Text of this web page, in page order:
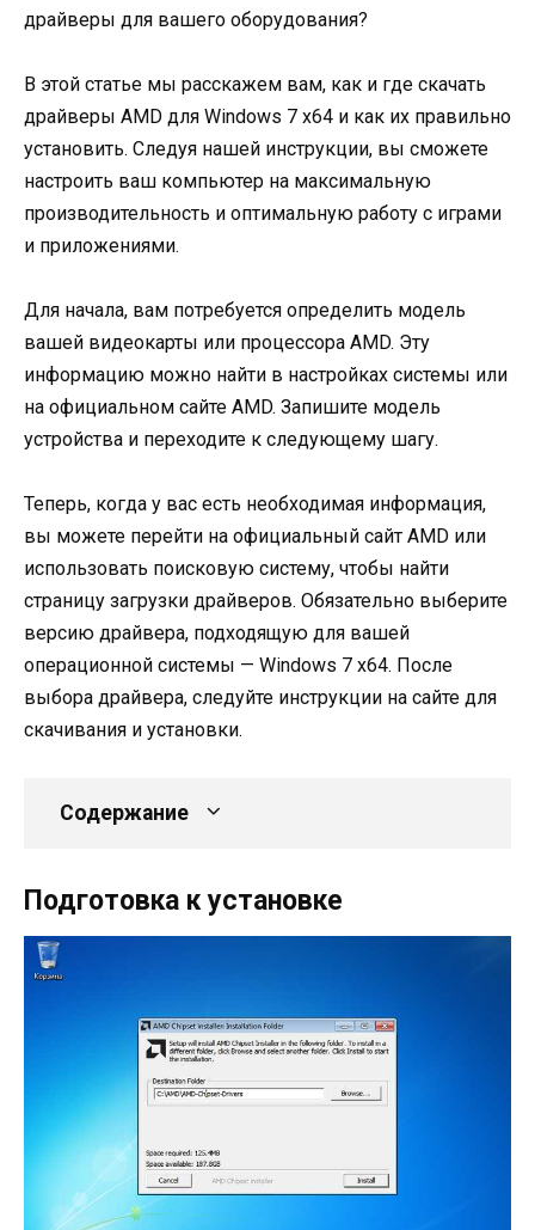
драйверы для вашего оборудования?
В этой статье мы расскажем вам, как и где скачать
драйверы AMD для Windows 7 x64 и как их правильно
установить. Следуя нашей инструкции, вы сможете
настроить ваш компьютер на максимальную
производительность и оптимальную работу с играми
и приложениями.
Для начала, вам потребуется определить модель
вашей видеокарты или процессора AMD. Эту
информацию можно найти в настройках системы или
на официальном сайте AMD. Запишите модель
устройства и переходите к следующему шагу.
Теперь, когда у вас есть необходимая информация,
вы можете перейти на официальный сайт AMD или
использовать поисковую систему, чтобы найти
страницу загрузки драйверов. Обязательно выберите
версию драйвера, подходящую для вашей
операционной системы — Windows 7 x64. После
выбора драйвера, следуйте инструкции на сайте для
скачивания и установки.
Содержание
Подготовка к установке